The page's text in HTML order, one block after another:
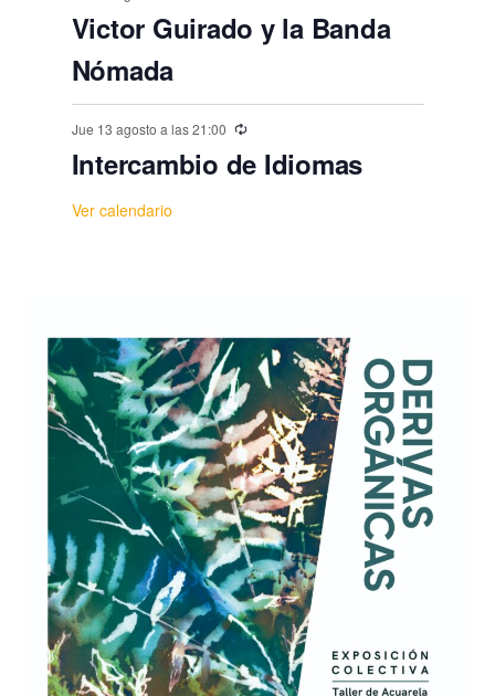
Victor Guirado y la Banda
Nómada
Jue 13 agosto a las 21:00
Intercambio de Idiomas
Ver calendario